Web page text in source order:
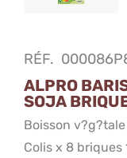
RÉF.
ALPRO
SOJA
Boisson
Colis x 8 briques